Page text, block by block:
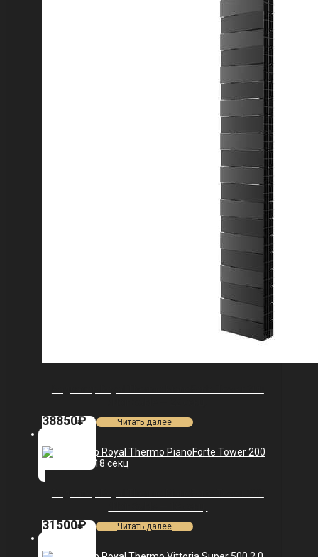
38850₽ Читать далее
31500₽ Читать далее